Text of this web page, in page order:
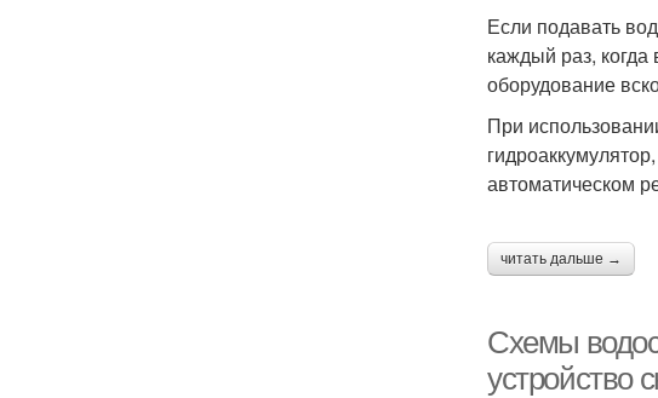
Если подавать
каждый раз, когда
оборудование
При
автоматическом
читать дальше →
Схемы
устройство